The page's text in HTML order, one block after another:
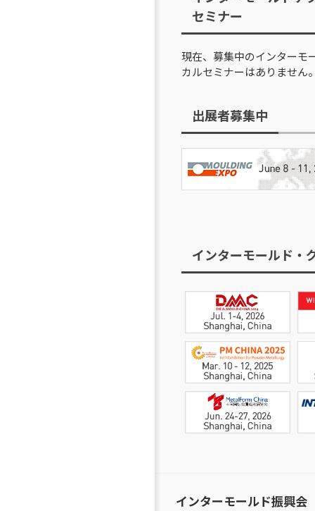
セミナー
現在、募集中のインターモ
カルセミナーはありません
出展者募集中
インターモールド・
インターモールド振興会